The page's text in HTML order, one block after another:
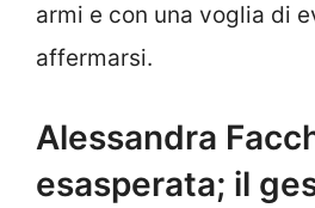
armi e con una voglia di
affermarsi.
Alessandra
esasperata; il